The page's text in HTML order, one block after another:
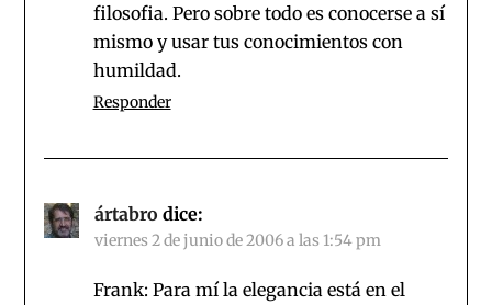
filosofia. Pero sobre todo es conocerse a sí
mismo y usar tus conocimientos con
humildad.
Responder
ártabro dice:
viernes 2 de junio de 2006 a las 1:54 pm
Frank: Para mí la elegancia está en el